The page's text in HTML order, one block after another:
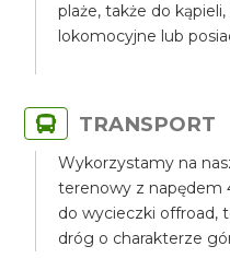
plaże, także do
lokomocyjne lub
TRANSPORT
Wykorzystamy na
terenowy z napędem
do wycieczki offroad,
dróg o charakterze